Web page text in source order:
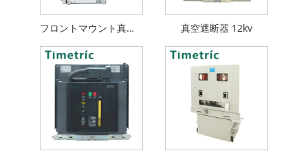
フロントマウント真空遮断器 真空遮断器 12kv